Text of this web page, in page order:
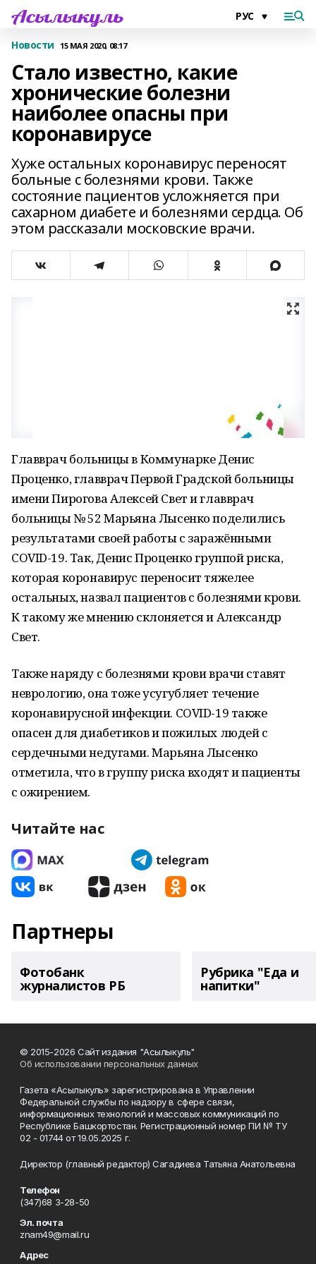
Новости 15 МАЯ 2020, 08:17
Стало известно, какие
хронические болезни
наиболее опасны при
коронавирусе
Хуже остальных коронавирус переносят
больные с болезнями крови. Также
состояние пациентов усложняется при
сахарном диабете и болезнями сердца. Об
этом рассказали московские врачи.
Главврач больницы в Коммунарке Денис
Проценко, главврач Первой Градской больницы
имени Пирогова Алексей Свет и главврач
больницы № 52 Марьяна Лысенко поделились
результатами своей работы с заражёнными
COVID-19. Так, Денис Проценко группой риска,
которая коронавирус переносит тяжелее
остальных, назвал пациентов с болезнями крови.
К такому же мнению склоняется и Александр
Свет.
Также наряду с болезнями крови врачи ставят
неврологию, она тоже усугубляет течение
коронавирусной инфекции. COVID-19 также
опасен для диабетиков и пожилых людей с
сердечными недугами. Марьяна Лысенко
отметила, что в группу риска входят и пациенты
с ожирением.
Читайте нас
Партнеры
Фотобанк
журналистов РБ
Рубрика "Еда и
напитки"
© 2015-2026 Сайт издания "Асылыкуль"
Об использовании персональных данных
Газета «Асылыкуль» зарегистрирована в Управлении
Федеральной службы по надзору в сфере связи,
информационных технологий и массовых коммуникаций по
Республике Башкортостан. Регистрационный номер ПИ № ТУ
02 - 01744 от 19.05.2025 г.
Директор (главный редактор) Сагадиева Татьяна Анатольевна
Телефон
(347)68 3-28-50
Эл. почта
znam49@mail.ru
Адрес